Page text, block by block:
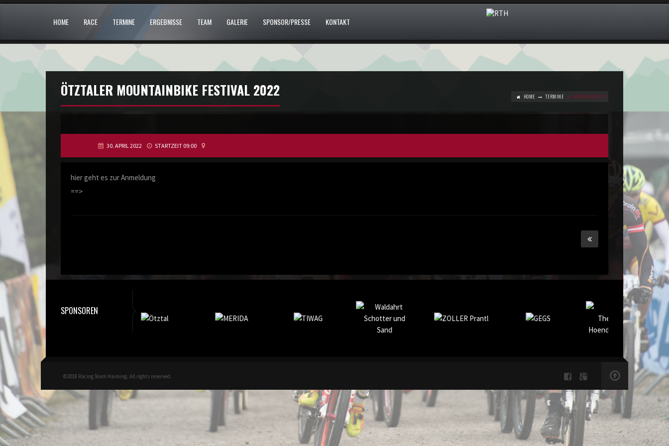
HOME RACE TERMINE ERGEBNISSE TEAM GALERIE SPONSOR/PRESSE KONTAKT
ÖTZTALER MOUNTAINBIKE FESTIVAL 2022 HOME TERMINE AKTUELLE SEITE
30. APRIL 2022 STARTZEIT 09:00
hier geht es zur Anmeldung
==>
SPONSOREN
©2018 Racing Team Haiming. All rights reserved.